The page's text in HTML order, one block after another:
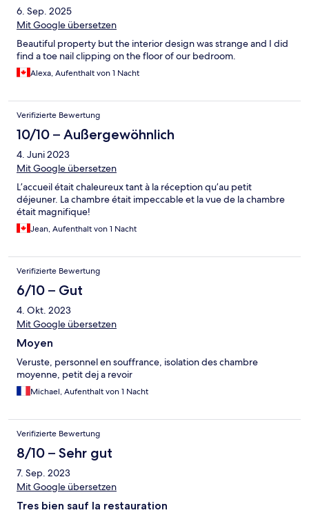
6. Sep. 2025
Mit Google übersetzen
Beautiful property but the interior design was strange and I did
find a toe nail clipping on the floor of our bedroom.
Alexa, Aufenthalt von 1 Nacht
Verifizierte Bewertung
10/10 – Außergewöhnlich
4. Juni 2023
Mit Google übersetzen
L’accueil était chaleureux tant à la réception qu’au petit
déjeuner. La chambre était impeccable et la vue de la chambre
était magnifique!
Jean, Aufenthalt von 1 Nacht
Verifizierte Bewertung
6/10 – Gut
4. Okt. 2023
Mit Google übersetzen
Moyen
Veruste, personnel en souffrance, isolation des chambre
moyenne, petit dej a revoir
Michael, Aufenthalt von 1 Nacht
Verifizierte Bewertung
8/10 – Sehr gut
7. Sep. 2023
Mit Google übersetzen
Tres bien sauf la restauration